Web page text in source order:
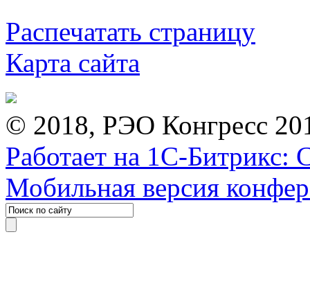
Распечатать страницу
Карта сайта
© 2018, РЭО Конгресс
Работает на 1С-Битрикс:
Мобильная версия